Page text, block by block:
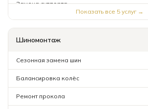
Замена суппорта
Прокачка тормозов
Показать все 5услуг →
Шиномонтаж
Сезонная замена шин
Балансировка колёс
Ремонт прокола